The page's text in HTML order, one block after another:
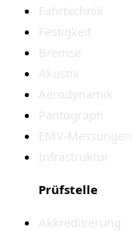
Fahrtechnik
Festigkeit
Bremse
Akustik
Aerodynamik
Pantograph
EMV-Messungen
Infrastruktur
Prüfstelle
Akkreditierung